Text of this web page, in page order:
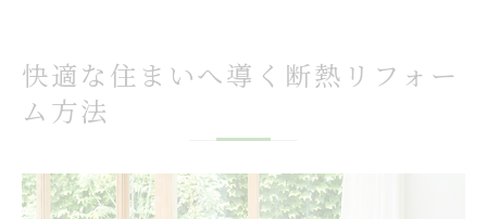
窓の断熱リフォームで大きな効果を体感
断熱リフォームで結露やカビを防ぐ方法
窓と床下の断熱リフォーム優先の理由
快適な住まいへ導く断熱リフォー
ム方法